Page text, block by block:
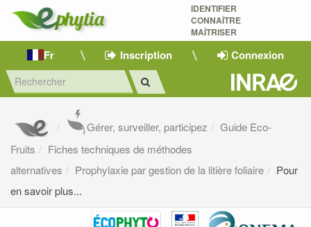
IDENTIFIER
CONNAÎTRE
MAÎTRISER
Fr Inscription Connexion
Gérer, surveiller, participez
Guide Eco-
Fruits
Fiches techniques de méthodes
alternatives
Prophylaxie par gestion de la litière foliaire
Pour
en savoir plus...